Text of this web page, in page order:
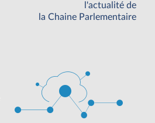
l'actualité de
la Chaine Parlementaire